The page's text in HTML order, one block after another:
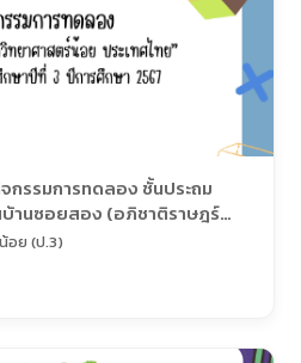
กรรมการทดลอง ชั้นประถม
บ้านซอยสอง (อภิชาติราษฎร์
อย (ป.3)